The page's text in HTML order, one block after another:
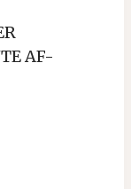
AF-